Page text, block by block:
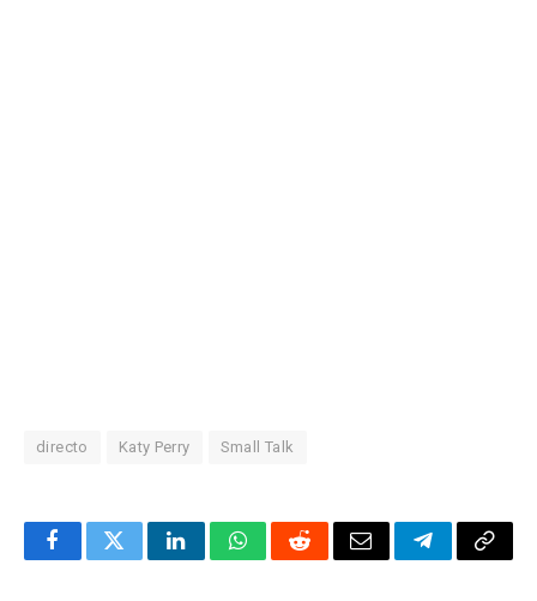
directo Katy Perry Small Talk
FacebookTwitterLinkedInWhatsAppRedditCorreoTelegrama